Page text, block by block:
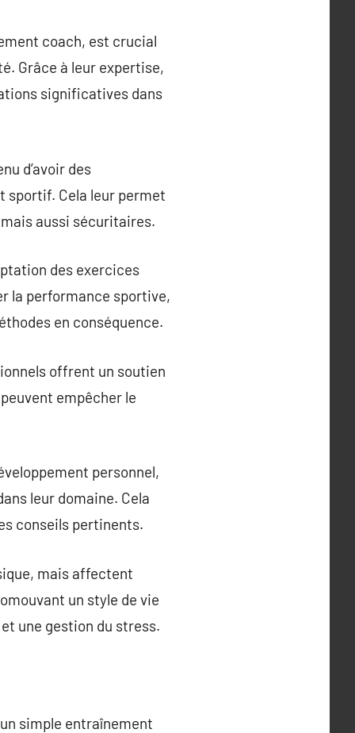
coach, est crucial
Grâce à leur expertise,
significatives dans
d’avoir des
sportif. Cela leur permet
aussi sécuritaires.
des exercices
la performance sportive,
en conséquence.
offrent un soutien
empêcher le
personnel,
leur domaine. Cela
conseils pertinents.
mais affectent
un style de vie
une gestion du stress.
simple entraînement